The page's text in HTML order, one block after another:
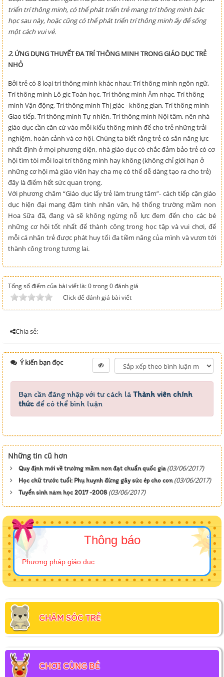
triển trí thông minh, có thể phát triển trẻ mang trí thông minh bác
học sau này, hoặc cũng có thể phát triển trí thông minh ấy để sống
một cách vui vẻ.
2.ỨNG DỤNG THUYẾT ĐA TRÍ THÔNG MINH TRONG GIÁO DỤC TRẺ
NHỎ
Bởi trẻ có 8 loại trí thông minh khác nhau: Trí thông minh ngôn ngữ,
Trí thông minh Lô gic Toán học, Trí thông minh Âm nhạc, Trí thông
minh Vận động, Trí thông minh Thị giác - không gian, Trí thông minh
Giao tiếp, Trí thông minh Tự nhiên, Trí thông minh Nội tâm, nên nhà
giáo dục cần căn cứ vào mỗi kiểu thông minh để cho trẻ những trải
nghiệm, hoàn cảnh và cơ hội. Chúng ta biết rằng trẻ có sẵn năng lực
nhất định ở mọi phương diện, nhà giáo dục có chắc đảm bảo trẻ có cơ
hội tìm tòi mỗi loại trí thông minh hay không (không chỉ giới hạn ở
những cơ hội mà giáo viên hay cha mẹ có thể dễ dàng tạo ra cho trẻ)
đây là điểm hết sức quan trọng.
Với phương châm “Giáo dục lấy trẻ làm trung tâm”- cách tiếp cận giáo
dục hiện đại mang đậm tính nhân văn, hệ thống trường mầm non
Hoa Sữa đã, đang và sẽ không ngừng nỗ lực đem đến cho các bé
những cơ hội tốt nhất để thành công trong học tập và vui chơi, để
mỗi cá nhân trẻ được phát huy tối đa tiềm năng của mình và vươn tới
thành công trong tương lai.
Tổng số điểm của bài viết là: 0 trong 0 đánh giá
Click để đánh giá bài viết
Chia sẻ:
Ý kiến bạn đọc
Bạn cần đăng nhập với tư cách là Thành viên chính
thức để có thể bình luận
Những tin cũ hơn
Quy định mới về trường mầm non đạt chuẩn quốc gia (03/06/2017)
Học chữ trước tuổi: Phụ huynh đừng gây sức ép cho con (03/06/2017)
Tuyển sinh năm học 2017 -2008 (03/06/2017)
Thông báo
Phương pháp giáo dục
CHĂM SÓC TRẺ
CHƠI CÙNG BÉ